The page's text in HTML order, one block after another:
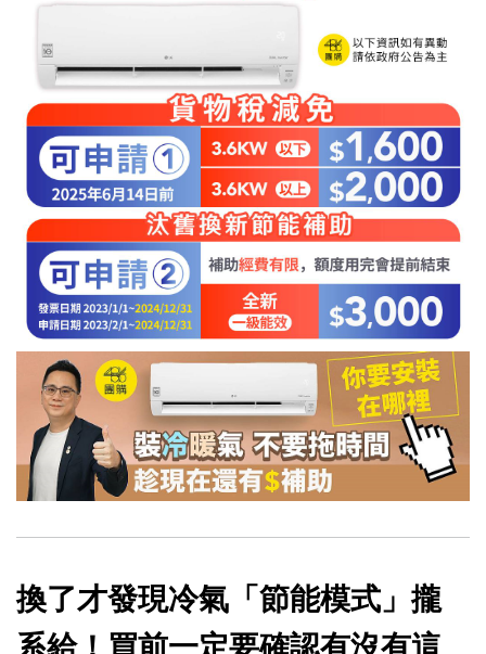
換了才發現冷氣「節能模式」攏
系給！買前一定要確認有沒有這